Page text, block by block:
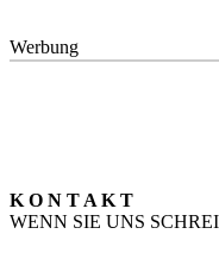
Werbung
K O N T A K T
WENN SIE UNS